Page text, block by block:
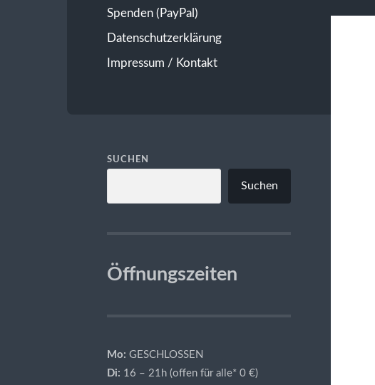
Spenden (PayPal)
Datenschutzerklärung
Impressum / Kontakt
SUCHEN
Suchen
Öffnungszeiten
Mo: GESCHLOSSEN
Di: 16 – 21h (offen für alle* 0 €)